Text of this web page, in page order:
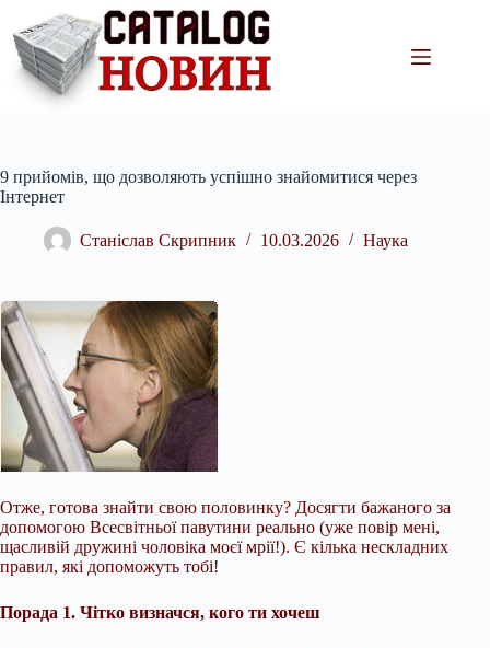
вмісту
9 прийомів, що дозволяють успішно знайомитися через
Інтернет
Станіслав Скрипник 10.03.2026 Наука
Отже, готова знайти свою половинку? Досягти бажаного за
допомогою Всесвітньої павутини реально (уже повір мені,
щасливій дружині чоловіка моєї мрії!). Є кілька нескладних
правил, які допоможуть тобі!
Порада 1. Чітко визначся, кого ти хочеш